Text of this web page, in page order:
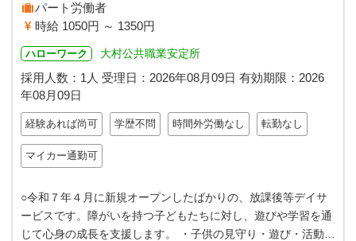
パート労働者
時給 1050円 ～ 1350円
ハローワーク 大村公共職業安定所
採用人数：1人 受理日： 2026年08月09日 有効期限： 2026
年08月09日
経験あれば尚可 学歴不問 時間外労働なし 転勤なし
マイカー通勤可
○令和７年４月に新規オープンしたばかりの、放課後等デイサ
ービスです。障がいを持つ子どもたちに対し、遊びや学習を通
じて心身の成長を支援します。 ・子供の見守り・遊び・活動支